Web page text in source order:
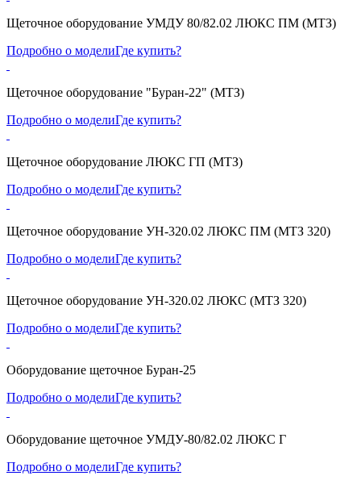
Щеточное оборудование УМДУ 80/82.02 ЛЮКС ПМ (МТЗ)
Подробно о моделиГде купить?
Щеточное оборудование "Буран-22" (МТЗ)
Подробно о моделиГде купить?
Щеточное оборудование ЛЮКС ГП (МТЗ)
Подробно о моделиГде купить?
Щеточное оборудование УН-320.02 ЛЮКС ПМ (МТЗ 320)
Подробно о моделиГде купить?
Щеточное оборудование УН-320.02 ЛЮКС (МТЗ 320)
Подробно о моделиГде купить?
Оборудование щеточное Буран-25
Подробно о моделиГде купить?
Оборудование щеточное УМДУ-80/82.02 ЛЮКС Г
Подробно о моделиГде купить?